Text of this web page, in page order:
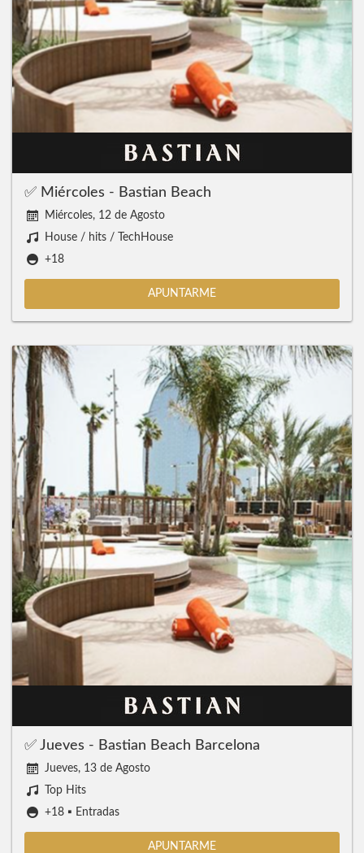
✅ Miércoles - Bastian Beach
Miércoles, 12 de Agosto
House / hits / TechHouse
+18
APUNTARME
✅ Jueves - Bastian Beach Barcelona
Jueves, 13 de Agosto
Top Hits
+18 ▪️ Entradas
APUNTARME